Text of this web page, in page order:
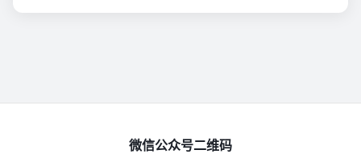
微信公众号二维码